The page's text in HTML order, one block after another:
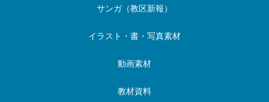
サンガ（教区新報）
イラスト・書・写真素材
動画素材
教材資料